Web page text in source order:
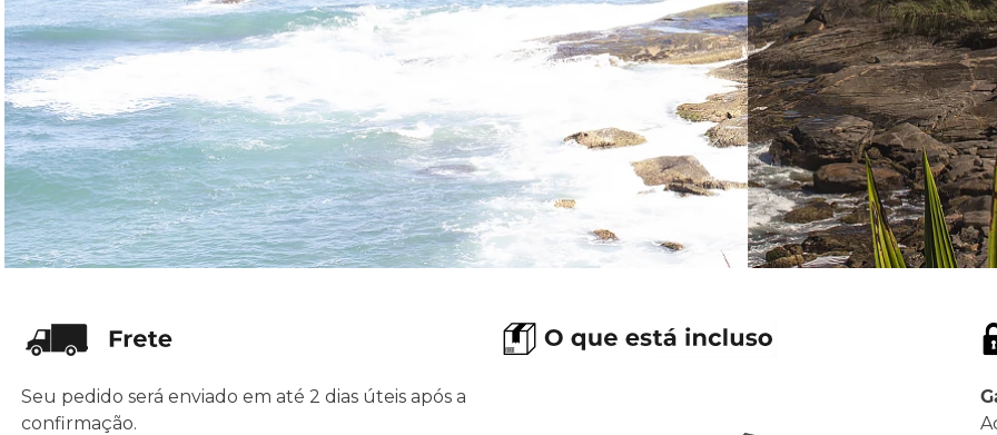
Seu pedido será enviado em até 2 dias úteis após a
confirmação.